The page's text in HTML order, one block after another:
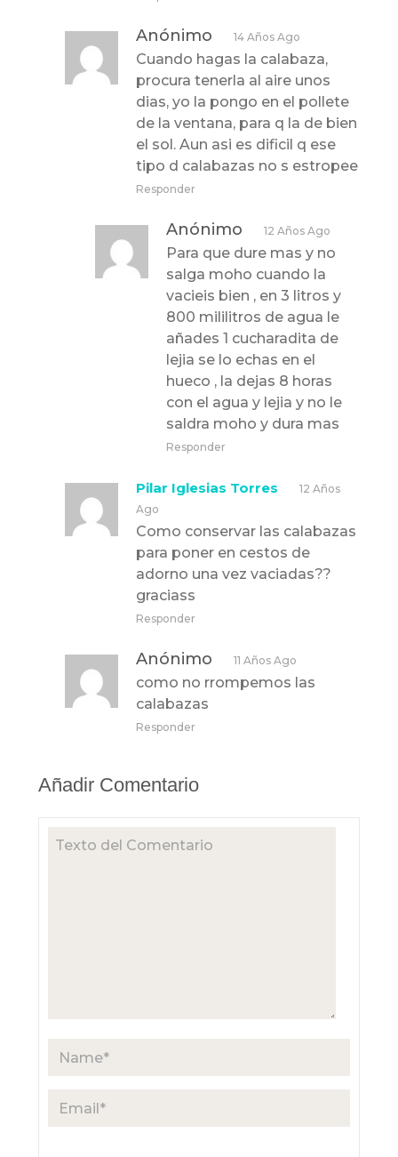
Anónimo 14 Años Ago
Cuando hagas la calabaza,
procura tenerla al aire unos
dias, yo la pongo en el pollete
de la ventana, para q la de bien
el sol. Aun asi es dificil q ese
tipo d calabazas no s estropee
Responder
Anónimo 12 Años Ago
Para que dure mas y no
salga moho cuando la
vacieis bien , en 3 litros y
800 mililitros de agua le
añades 1 cucharadita de
lejia se lo echas en el
hueco , la dejas 8 horas
con el agua y lejia y no le
saldra moho y dura mas
Responder
Pilar Iglesias Torres
12 Años
Ago
Como conservar las calabazas
para poner en cestos de
adorno una vez vaciadas??
graciass
Responder
Anónimo 11 Años Ago
como no rrompemos las
calabazas
Responder
Añadir Comentario